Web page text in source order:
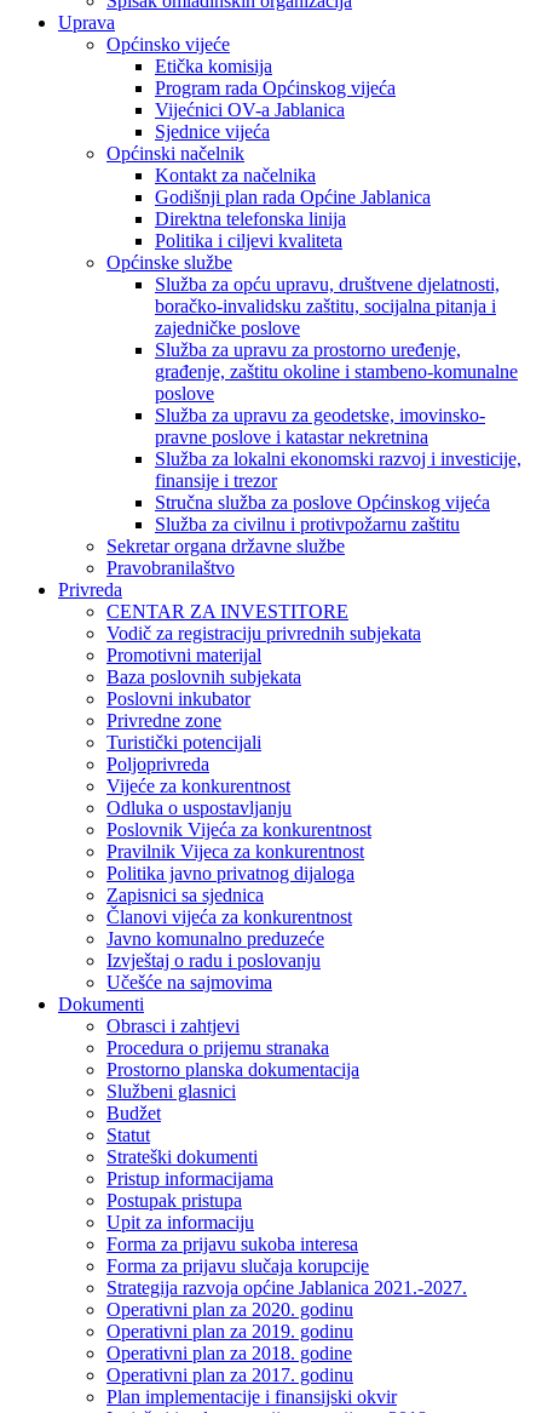
Uprava
Općinsko vijeće
Etička komisija
Program rada Općinskog vijeća
Vijećnici OV-a Jablanica
Sjednice vijeća
Općinski načelnik
Kontakt za načelnika
Godišnji plan rada Općine Jablanica
Direktna telefonska linija
Politika i ciljevi kvaliteta
Općinske službe
Služba za opću upravu, društvene djelatnosti,
boračko-invalidsku zaštitu, socijalna pitanja i
zajedničke poslove
Služba za upravu za prostorno uređenje,
građenje, zaštitu okoline i stambeno-komunalne
poslove
Služba za upravu za geodetske, imovinsko-
pravne poslove i katastar nekretnina
Služba za lokalni ekonomski razvoj i investicije,
finansije i trezor
Stručna služba za poslove Općinskog vijeća
Služba za civilnu i protivpožarnu zaštitu
Sekretar organa državne službe
Pravobranilaštvo
Privreda
CENTAR ZA INVESTITORE
Vodič za registraciju privrednih subjekata
Promotivni materijal
Baza poslovnih subjekata
Poslovni inkubator
Privredne zone
Turistički potencijali
Poljoprivreda
Vijeće za konkurentnost
Odluka o uspostavljanju
Poslovnik Vijeća za konkurentnost
Pravilnik Vijeca za konkurentnost
Politika javno privatnog dijaloga
Zapisnici sa sjednica
Članovi vijeća za konkurentnost
Javno komunalno preduzeće
Izvještaj o radu i poslovanju
Učešće na sajmovima
Dokumenti
Obrasci i zahtjevi
Procedura o prijemu stranaka
Prostorno planska dokumentacija
Službeni glasnici
Budžet
Statut
Strateški dokumenti
Pristup informacijama
Postupak pristupa
Upit za informaciju
Forma za prijavu sukoba interesa
Forma za prijavu slučaja korupcije
Strategija razvoja općine Jablanica 2021.-2027.
Operativni plan za 2020. godinu
Operativni plan za 2019. godinu
Operativni plan za 2018. godine
Operativni plan za 2017. godinu
Plan implementacije i finansijski okvir